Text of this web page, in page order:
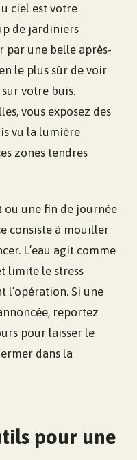
ciel est votre
de jardiniers
par une belle après-
le plus sûr de voir
votre buis.
vous exposez des
vu la lumière
zones tendres
ou une fin de journée
consiste à mouiller
L’eau agit comme
limite le stress
l’opération. Si une
reportez
pour laisser le
dans la
pour une